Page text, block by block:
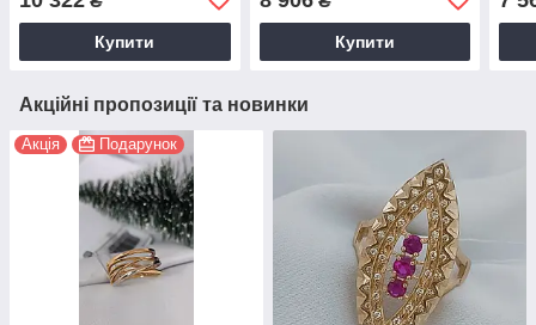
Купити Купити
Акційні пропозиції та новинки
Акція Подарунок